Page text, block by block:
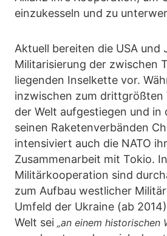
einzukesseln und zu
Aktuell bereiten die USA und
Militarisierung der zwischen
liegenden Inselkette vor.
inzwischen zum drittgrößten
der Welt aufgestiegen und in
seinen Raketenverbänden
intensiviert auch die NATO
Zusammenarbeit mit Tokio.
Militärkooperation sind
zum Aufbau westlicher
Umfeld der Ukraine (ab
Welt sei „an einem historischen